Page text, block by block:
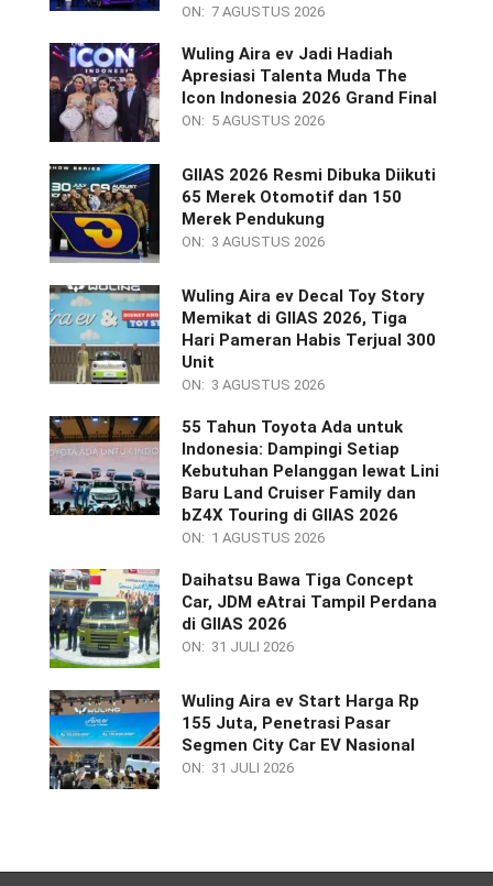
ON: 7 AGUSTUS 2026
Wuling Aira ev Jadi Hadiah
Apresiasi Talenta Muda The
Icon Indonesia 2026 Grand Final
ON: 5 AGUSTUS 2026
GIIAS 2026 Resmi Dibuka Diikuti
65 Merek Otomotif dan 150
Merek Pendukung
ON: 3 AGUSTUS 2026
Wuling Aira ev Decal Toy Story
Memikat di GIIAS 2026, Tiga
Hari Pameran Habis Terjual 300
Unit
ON: 3 AGUSTUS 2026
55 Tahun Toyota Ada untuk
Indonesia: Dampingi Setiap
Kebutuhan Pelanggan lewat Lini
Baru Land Cruiser Family dan
bZ4X Touring di GIIAS 2026
ON: 1 AGUSTUS 2026
Daihatsu Bawa Tiga Concept
Car, JDM eAtrai Tampil Perdana
di GIIAS 2026
ON: 31 JULI 2026
Wuling Aira ev Start Harga Rp
155 Juta, Penetrasi Pasar
Segmen City Car EV Nasional
ON: 31 JULI 2026